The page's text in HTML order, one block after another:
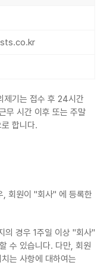
제기는 접수 후 24시간
무 시간 이후 또는 주말
합니다.
, 회원이 "회사" 에 등록한
의 경우 1주일 이상 "회사"
수 있습니다. 다만, 회원
는 사항에 대하여는